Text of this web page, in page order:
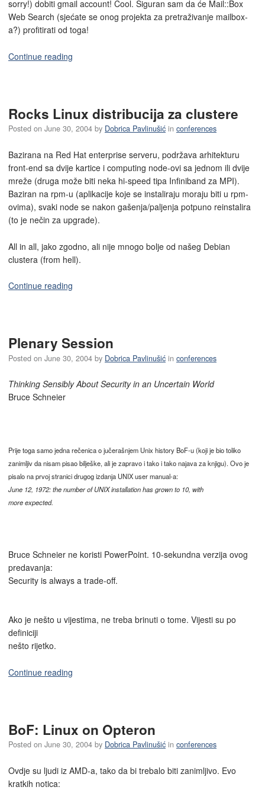
sorry!) dobiti gmail account! Cool. Siguran sam da će Mail::Box
Web Search (sjećate se onog projekta za pretraživanje mailbox-
a?) profitirati od toga!
Continue reading
Rocks Linux distribucija za clustere
Posted on June 30, 2004 by Dobrica Pavlinušić in conferences
Bazirana na Red Hat enterprise serveru, podržava arhitekturu
front-end sa dvije kartice i computing node-ovi sa jednom ili dvije
mreže (druga može biti neka hi-speed tipa Infiniband za MPI).
Baziran na rpm-u (aplikacije koje se instaliraju moraju biti u rpm-
ovima), svaki node se nakon gašenja/paljenja potpuno reinstalira
(to je nečin za upgrade).
All in all, jako zgodno, ali nije mnogo bolje od našeg Debian
clustera (from hell).
Continue reading
Plenary Session
Posted on June 30, 2004 by Dobrica Pavlinušić in conferences
Thinking Sensibly About Security in an Uncertain World
Bruce Schneier
Prije toga samo jedna rečenica o jučerašnjem Unix history BoF-u (koji je bio toliko
zanimljiv da nisam pisao bilješke, ali je zapravo i tako i tako najava za knjigu). Ovo je
pisalo na prvoj stranici drugog izdanja UNIX user manual-a:
June 12, 1972: the number of UNIX installation has grown to 10, with
more expected.
Bruce Schneier ne koristi PowerPoint. 10-sekundna verzija ovog
predavanja:
Security is always a trade-off.
Ako je nešto u vijestima, ne treba brinuti o tome. Vijesti su po
definiciji
nešto rijetko.
Continue reading
BoF: Linux on Opteron
Posted on June 30, 2004 by Dobrica Pavlinušić in conferences
Ovdje su ljudi iz AMD-a, tako da bi trebalo biti zanimljivo. Evo
kratkih notica: